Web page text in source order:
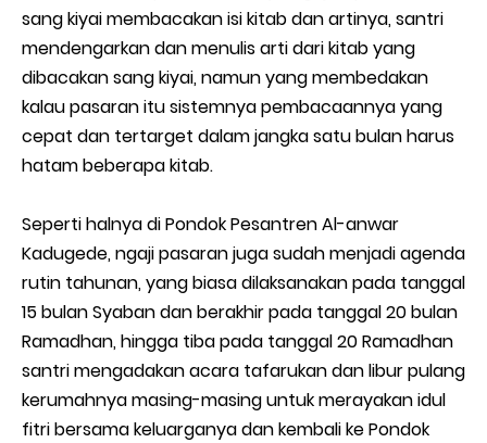
sang kiyai membacakan isi kitab dan artinya, santri
mendengarkan dan menulis arti dari kitab yang
dibacakan sang kiyai, namun yang membedakan
kalau pasaran itu sistemnya pembacaannya yang
cepat dan tertarget dalam jangka satu bulan harus
hatam beberapa kitab.
Seperti halnya di Pondok Pesantren Al-anwar
Kadugede, ngaji pasaran juga sudah menjadi agenda
rutin tahunan, yang biasa dilaksanakan pada tanggal
15 bulan Syaban dan berakhir pada tanggal 20 bulan
Ramadhan, hingga tiba pada tanggal 20 Ramadhan
santri mengadakan acara tafarukan dan libur pulang
kerumahnya masing-masing untuk merayakan idul
fitri bersama keluarganya dan kembali ke Pondok